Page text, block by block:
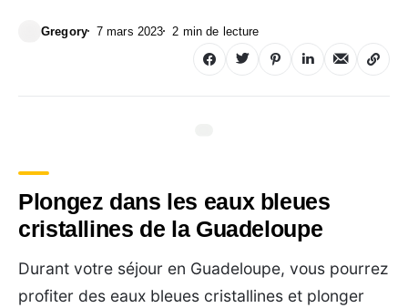
Gregory 7 mars 2023 2 min de lecture
Plongez dans les eaux bleues
cristallines de la Guadeloupe
Durant votre séjour en Guadeloupe, vous pourrez
profiter des eaux bleues cristallines et plonger